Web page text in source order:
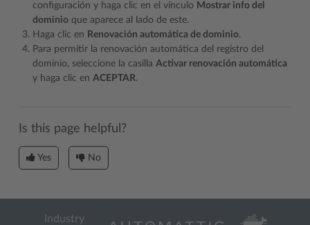
configuración y haga clic en el vínculo Mostrar info del
dominio que aparece al lado de este.
Haga clic en Renovación automática de dominio.
Para permitir la renovación automática del registro del
dominio, seleccione la casilla Activar renovación automática
y haga clic en ACEPTAR.
Is this page helpful?
Yes No
Industry